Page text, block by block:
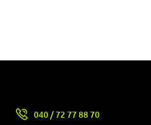
040 / 72 77 88 70